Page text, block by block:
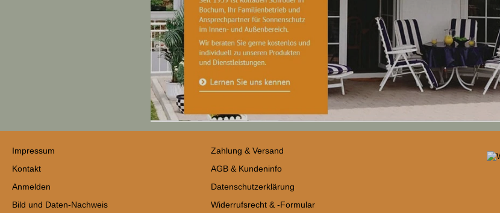
Impressum
Kontakt
Anmelden
Bild und Daten-Nachweis
Zahlung & Versand
AGB & Kundeninfo
Datenschutzerklärung
Widerrufsrecht & -Formular